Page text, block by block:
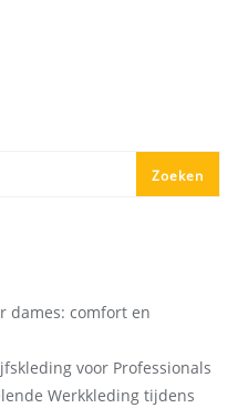
Zoeken
dames: comfort en
voor Professionals
Werkkleding tijdens